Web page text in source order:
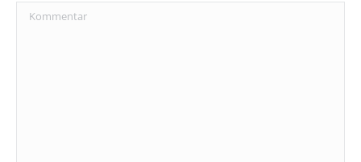
Kommentar